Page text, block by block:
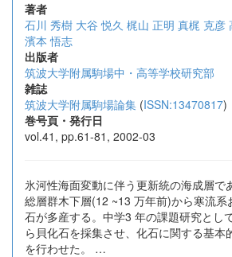
著者
石川 秀樹 大谷 悦久 梶山 正明 真梶 克彦
濱本 悟志
出版者
筑波大学附属駒場中・高等学校研究部
雑誌
筑波大学附属駒場論集 (ISSN:13470817)
巻号頁・発行日
vol.41, pp.61-81, 2002-03
氷河性海面変動に伴う更新統の海成層で
総層群木下層(12 ~13 万年前)から寒流系
石が多産する。中学3 年の課題研究とし
ら貝化石を採集させ、化石に関する基本
を行わせた。 …